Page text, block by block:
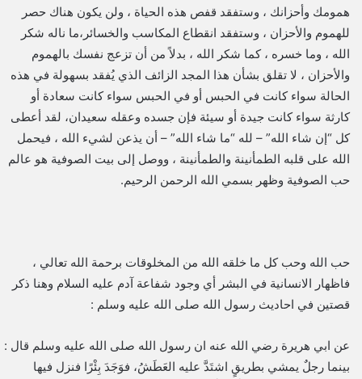
همومك وأحزانك ، وستفقد قفص هذه الحياة ، ولن يكون هناك حصر
للهموم والأحزان ، وستفقد انقطاع المكاسب والخسائر،ما ناله شكر
الله ، وما خسره ، كما شكر الله ، بدلاً من أن تزعج نفسك بالهموم
والأحزان ، لا تقلق بشأن هذا المجد الزائف الذي يُفقد بسهولة في هذه
الحالة سواء كانت في الحبس أو في الحبس سواء كانت سعادة أو
كارثة سواء كانت جيدة أو سيئة فإن جسده وعقله سعيدان، لقد أعطى
كل “إن شاء الله” – لله “ما شاء الله” – أن يذعن لشيء الله ، فيحمل
الله على قلبه الطمأنينة والطمأنينة ، ووصل إلى بيت الصوفية هو عالم
حب الصوفية وظهر بسمي الله الرحمن الرحيم.
حب الله وحب كل ما خلقه الله من المخلوقات برحمة الله تعالي ،
فاظهار الانسانية في البشر أي وجود شفاعة آدم عليه السلام وهنا ذكر
قصتين في احاديث رسول الله صلى الله عليه وسلم :
عن ابي هريرة رضي الله عنه ان رسول الله صلى الله عليه وسلم قال :
بينما رجلٌ يمشي بطريقٍ اشتَدَّ عليه العَطَشُ، فوَجَدَ بِئْرًا فنزل فيها